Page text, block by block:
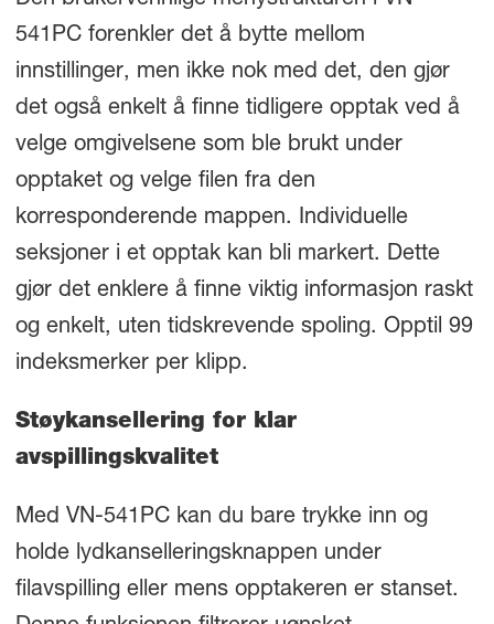
541PC forenkler det å bytte mellom
innstillinger, men ikke nok med det, den gjør
det også enkelt å finne tidligere opptak ved å
velge omgivelsene som ble brukt under
opptaket og velge filen fra den
korresponderende mappen. Individuelle
seksjoner i et opptak kan bli markert. Dette
gjør det enklere å finne viktig informasjon raskt
og enkelt, uten tidskrevende spoling. Opptil 99
indeksmerker per klipp.
Støykansellering for klar
avspillingskvalitet
Med VN-541PC kan du bare trykke inn og
holde lydkanselleringsknappen under
filavspilling eller mens opptakeren er stanset.